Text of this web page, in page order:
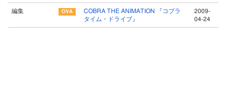
編集
COBRA THE ANIMATION 『コブラ
タイム・ドライブ』
2009-
04-24